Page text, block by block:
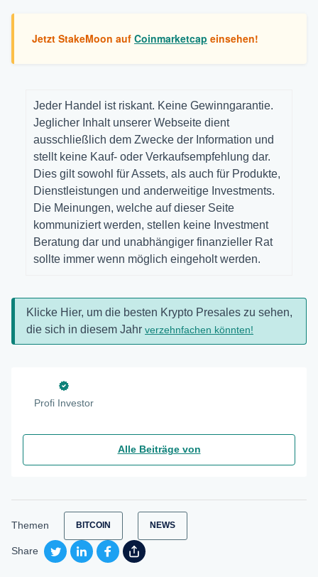
Jetzt StakeMoon auf Coinmarketcap einsehen!
Jeder Handel ist riskant. Keine Gewinngarantie.
Jeglicher Inhalt unserer Webseite dient
ausschließlich dem Zwecke der Information und
stellt keine Kauf- oder Verkaufsempfehlung dar.
Dies gilt sowohl für Assets, als auch für Produkte,
Dienstleistungen und anderweitige Investments.
Die Meinungen, welche auf dieser Seite
kommuniziert werden, stellen keine Investment
Beratung dar und unabhängiger finanzieller Rat
sollte immer wenn möglich eingeholt werden.
Klicke Hier, um die besten Krypto Presales zu sehen,
die sich in diesem Jahr verzehnfachen könnten!
Profi Investor
Alle Beiträge von
Themen BITCOIN NEWS
Share